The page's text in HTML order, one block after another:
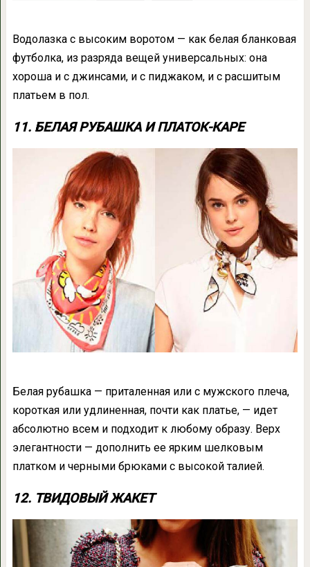
Водолазка с высоким воротом — как белая бланковая
футболка, из разряда вещей универсальных: она
хороша и с джинсами, и с пиджаком, и с расшитым
платьем в пол.
11. БЕЛАЯ РУБАШКА И ПЛАТОК-КАРЕ
Белая рубашка — приталенная или с мужского плеча,
короткая или удлиненная, почти как платье, — идет
абсолютно всем и подходит к любому образу. Верх
элегантности — дополнить ее ярким шелковым
платком и черными брюками с высокой талией.
12. ТВИДОВЫЙ ЖАКЕТ